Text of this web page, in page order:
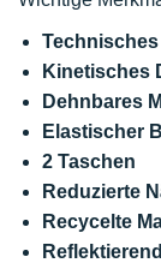
Technisches
Kinetisches
Dehnbares
Elastischer
2 Taschen
Reduzierte
Recycelte